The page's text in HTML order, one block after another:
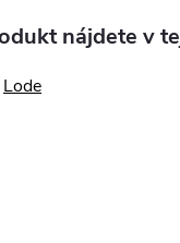
nájdete v
Lode